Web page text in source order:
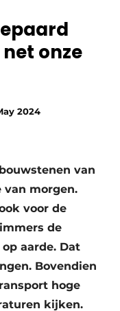
onze
2024
van
morgen.
voor de
de
aarde. Dat
Bovendien
hoge
kijken.